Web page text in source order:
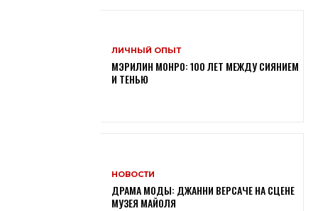
ЛИЧНЫЙ ОПЫТ
МЭРИЛИН МОНРО: 100 ЛЕТ МЕЖДУ СИЯНИЕМ
И ТЕНЬЮ
НОВОСТИ
ДРАМА МОДЫ: ДЖАННИ ВЕРСАЧЕ НА СЦЕНЕ
МУЗЕЯ МАЙОЛЯ